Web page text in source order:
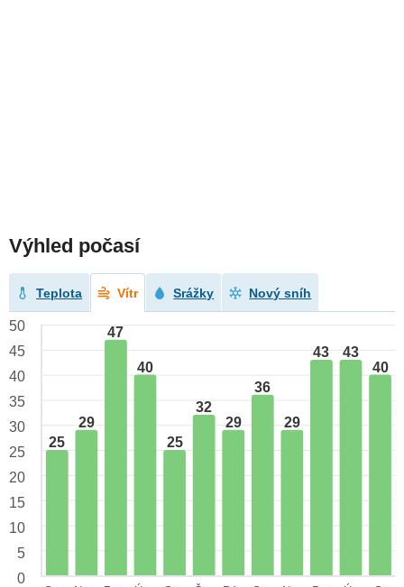
Výhled počasí
Teplota Vítr Srážky Nový sníh
25
29
47
40
25
32
29
36
29
43
43
40
50
45
40
35
30
25
20
15
10
5
0